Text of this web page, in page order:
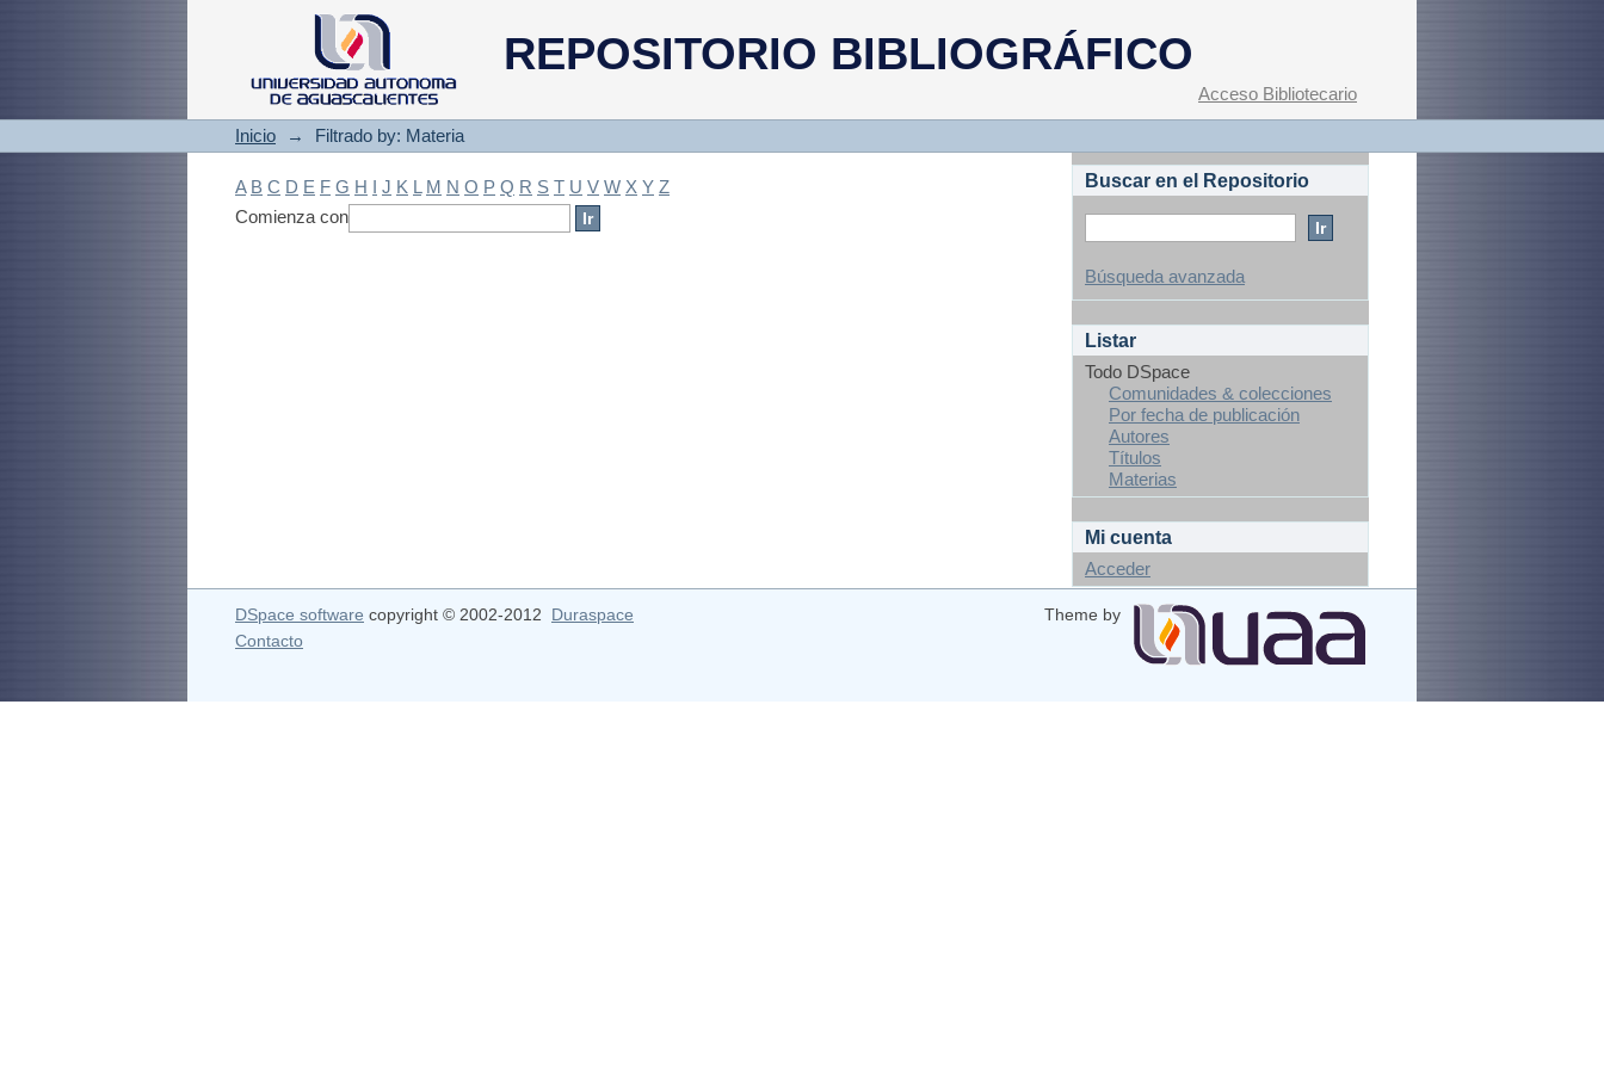
REPOSITORIO BIBLIOGRÁFICO
Filtrado by: Materia
Acceso Bibliotecario
Inicio → Filtrado by: Materia
A B C D E F G H I J K L M N O P Q R S T U V W X Y Z
Comienza con
Buscar en el Repositorio
Búsqueda avanzada
Listar
Todo DSpace
Comunidades & colecciones
Por fecha de publicación
Autores
Títulos
Materias
Mi cuenta
Acceder
DSpace software copyright © 2002-2012 Duraspace
Theme by
Contacto